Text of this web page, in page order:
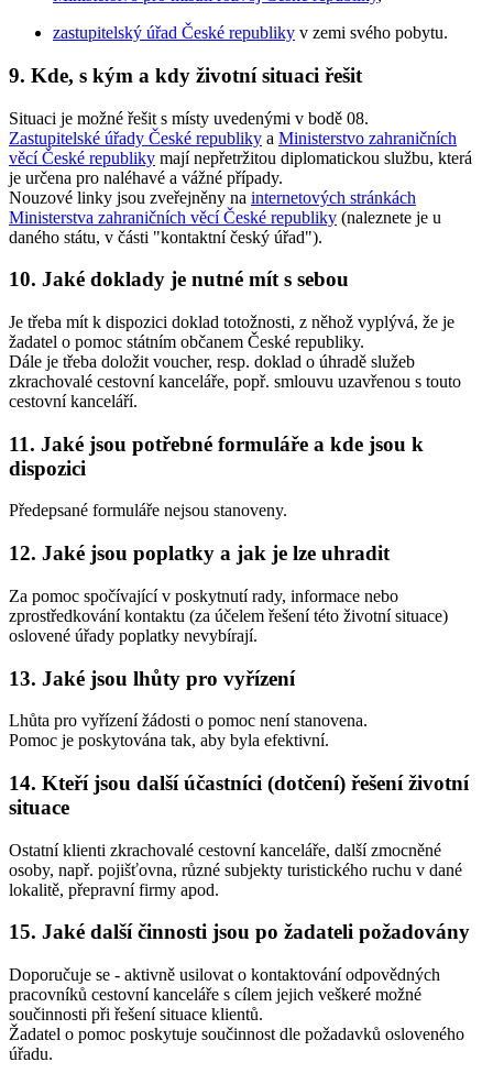
zastupitelský úřad České republiky v zemi svého pobytu.
9. Kde, s kým a kdy životní situaci řešit
Situaci je možné řešit s místy uvedenými v bodě 08.
Zastupitelské úřady České republiky a Ministerstvo zahraničních
věcí České republiky mají nepřetržitou diplomatickou službu, která
je určena pro naléhavé a vážné případy.
Nouzové linky jsou zveřejněny na internetových stránkách
Ministerstva zahraničních věcí České republiky (naleznete je u
daného státu, v části "kontaktní český úřad").
10. Jaké doklady je nutné mít s sebou
Je třeba mít k dispozici doklad totožnosti, z něhož vyplývá, že je
žadatel o pomoc státním občanem České republiky.
Dále je třeba doložit voucher, resp. doklad o úhradě služeb
zkrachovalé cestovní kanceláře, popř. smlouvu uzavřenou s touto
cestovní kanceláří.
11. Jaké jsou potřebné formuláře a kde jsou k
dispozici
Předepsané formuláře nejsou stanoveny.
12. Jaké jsou poplatky a jak je lze uhradit
Za pomoc spočívající v poskytnutí rady, informace nebo
zprostředkování kontaktu (za účelem řešení této životní situace)
oslovené úřady poplatky nevybírají.
13. Jaké jsou lhůty pro vyřízení
Lhůta pro vyřízení žádosti o pomoc není stanovena.
Pomoc je poskytována tak, aby byla efektivní.
14. Kteří jsou další účastníci (dotčení) řešení životní
situace
Ostatní klienti zkrachovalé cestovní kanceláře, další zmocněné
osoby, např. pojišťovna, různé subjekty turistického ruchu v dané
lokalitě, přepravní firmy apod.
15. Jaké další činnosti jsou po žadateli požadovány
Doporučuje se - aktivně usilovat o kontaktování odpovědných
pracovníků cestovní kanceláře s cílem jejich veškeré možné
součinnosti při řešení situace klientů.
Žadatel o pomoc poskytuje součinnost dle požadavků osloveného
úřadu.